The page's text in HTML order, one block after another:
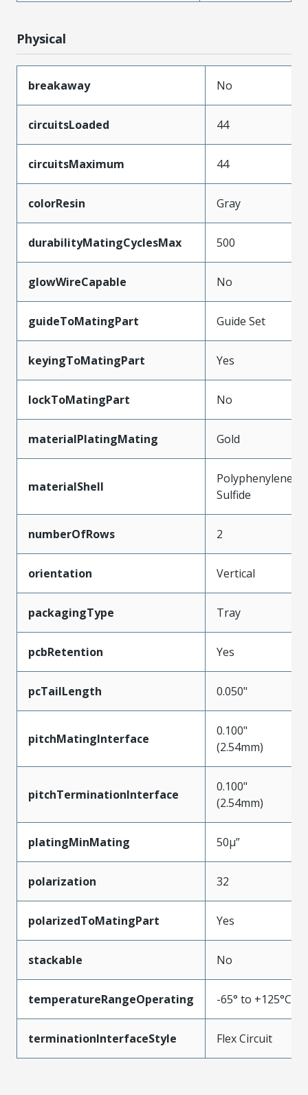
Physical
breakaway No
circuitsLoaded 44
circuitsMaximum 44
colorResin Gray
durabilityMatingCyclesMax 500
glowWireCapable No
guideToMatingPart Guide Set
keyingToMatingPart Yes
lockToMatingPart No
materialPlatingMating Gold
materialShell
Polyphenylene
Sulfide
numberOfRows 2
orientation Vertical
packagingType Tray
pcbRetention Yes
pcTailLength 0.050"
pitchMatingInterface
0.100"
(2.54mm)
pitchTerminationInterface
0.100"
(2.54mm)
platingMinMating 50µ”
polarization 32
polarizedToMatingPart Yes
stackable No
temperatureRangeOperating -65° to +125°C
terminationInterfaceStyle Flex Circuit